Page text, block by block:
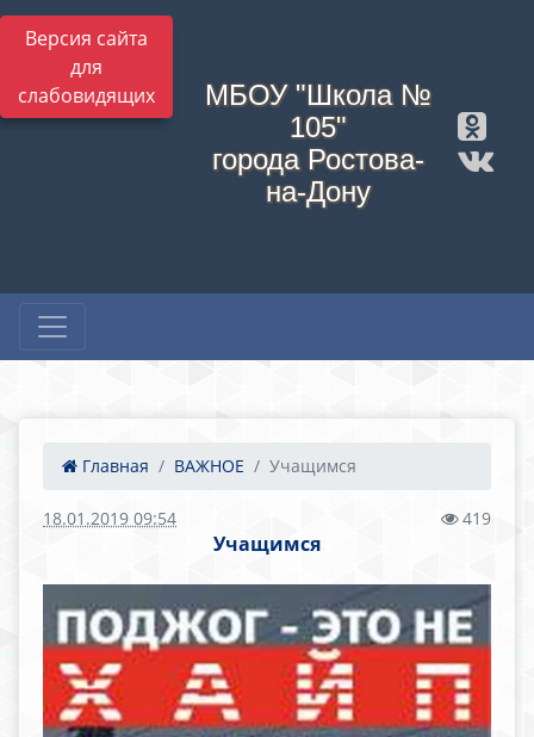
Версия сайта
для
слабовидящих
МБОУ "Школа №
105"
города Ростова-
на-Дону
Главная ВАЖНОЕ Учащимся
18.01.2019 09:54 419
Учащимся